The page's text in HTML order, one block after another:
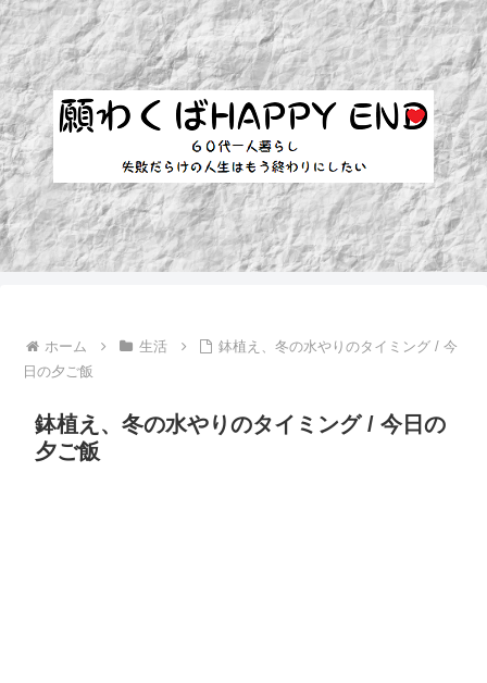
ホーム 生活
鉢植え、冬の水やりのタイミング / 今
日の夕ご飯
鉢植え、冬の水やりのタイミング / 今日の
夕ご飯